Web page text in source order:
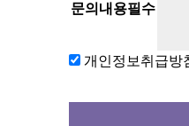
문의내용필수
개인정보취급방